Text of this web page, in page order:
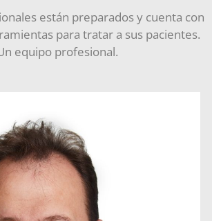
están preparados y cuenta con
para tratar a sus pacientes.
equipo profesional.